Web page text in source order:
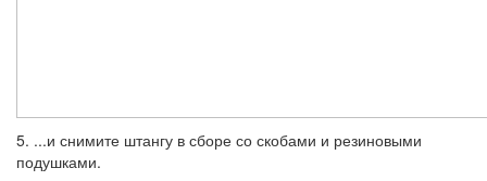
5. ...и снимите штангу в сборе со скоба­ми и резиновыми
подушками.